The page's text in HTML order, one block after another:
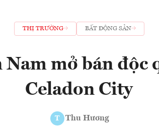
THỊ TRƯỜNG BẤT ĐỘNG SẢN
mở bán độc
Celadon City
T Thu Hương